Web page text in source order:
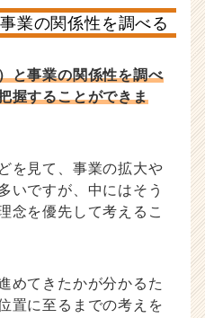
業の関係性を調べる
と事業の関係性を調べ
握することができま
を見て、事業の拡大や
いですが、中にはそう
念を優先して考えるこ
めてきたかが分かるた
置に至るまでの考えを